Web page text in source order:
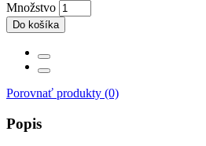
Množstvo
Do košíka
Porovnať produkty (0)
Popis